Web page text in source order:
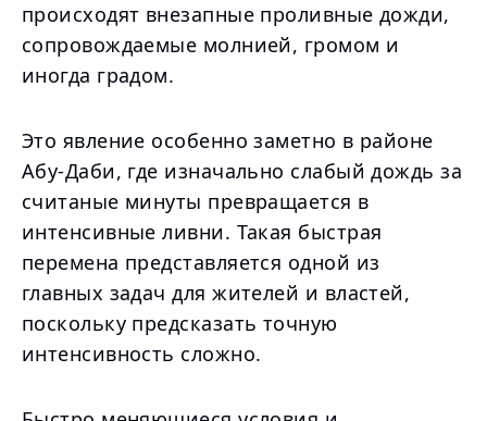
происходят внезапные проливные дожди,
сопровождаемые молнией, громом и
иногда градом.
Это явление особенно заметно в районе
Абу-Даби, где изначально слабый дождь за
считаные минуты превращается в
интенсивные ливни. Такая быстрая
перемена представляется одной из
главных задач для жителей и властей,
поскольку предсказать точную
интенсивность сложно.